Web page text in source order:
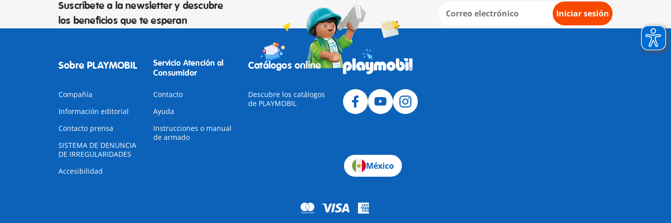
Suscríbete a la newsletter y descubre
los beneficios que te esperan
Iniciar sesión
Sobre PLAYMOBIL
Compañía
Información editorial
Contacto prensa
SISTEMA DE DENUNCIA
DE IRREGULARIDADES
Accesibilidad
Servicio Atención al
Consumidor
Contacto
Ayuda
Instrucciones o manual
de armado
Catálogos online
Descubre los catálogos
de PLAYMOBIL
México